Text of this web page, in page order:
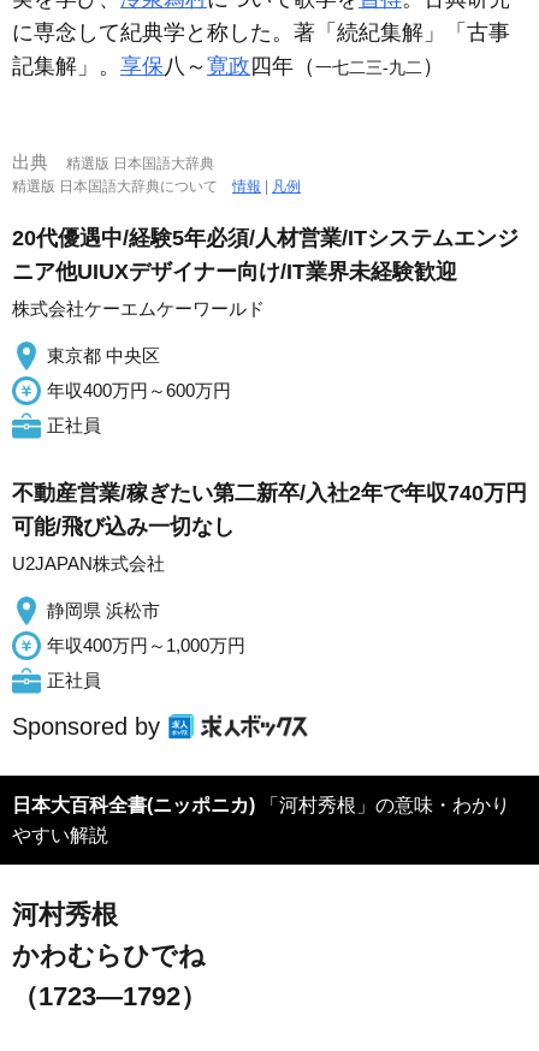
に専念して紀典学と称した。著「続紀集解」「古事
記集解」。 享保 八～ 寛政四年（一七二三‐九二 ）
出典
精選版 日本国語大辞典
精選版 日本国語大辞典について情報 | 凡例
20代優遇中/経験5年必須/人材営業/ITシステムエンジ
ニア他UIUXデザイナー向け/IT業界未経験歓迎
株式会社ケーエムケーワールド
東京都 中央区
年収400万円～600万円
正社員
不動産営業/稼ぎたい第二新卒/入社2年で年収740万円
可能/飛び込み一切なし
U2JAPAN株式会社
静岡県 浜松市
年収400万円～1,000万円
正社員
Sponsored by
日本大百科全書(ニッポニカ) 「河村秀根」の意味・わかり
やすい解説
河村秀根
かわむらひでね
（1723―1792）